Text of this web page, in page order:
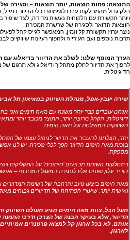
התוצאה: פחות הוצאות, יותר תוצאות – וסגירה
חלק גדול מהמחלקות עברו לשימוש בכלי הדיוור
ויותר תקשורת עם הלקוחות נעשית מדידה, לצד שיפור
הוצאות הדואר ולסגירה של שרשרת המכירה.
נוצר ערוץ תקשורת קל וזמין, המאפשר לגייס קהל
תרבות נוספים ועם העירייה ולהפוך רעיונות שיווקיים
הערך המוסף שלנו: לשלב את הדיוור בדיאלוג עם
להפוך את הדיוור לחלק מתהליך ודיאלוג ולא תרגום של
הדיגיטלית.
שירה יעבץ-אפל, מנהלת השיווק במוזיאון תל
אנחנו עובדים כבר יותר משנה עם מאה הימים ואני
דיגיטלית. הקהל מרוצה יותר, התוצר מכובד יותר
השיווקית המוצלחת של מאה הימים.
יחד, הצלחנו להעביר את הדיוור לניהול עצמי של
בזכות מאה הימים הדיוור הפך לכלי מכירה. יש לנו
מספקת.
במחלקות השונות מבצעים 'חיתוכים' על המקליקים
הוריד עלון ופונים אליו לסגירת המעגל המכירתי –
מאה הימים ביצעו טיוב והרחבה של רשימת המדוורים
ואישית יותר. שיעורי הפתיחה של הדיוורים גבוהים
מעל הכל, צוות מאה הימים מגיע מעולם השיווק
הדיוור, אלא בעיקר הבנה של הצרכן ודרכי
אותם. לא בכל ארגון קל למצוא פרטנרים
לארגון.